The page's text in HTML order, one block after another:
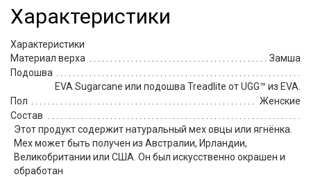
Характеристики
Характеристики
Материал верха
Замша
Подошва
EVA Sugarcane или подошва Treadlite от UGG™ из EVA.
Пол
Женские
Состав
Этот продукт содержит натуральный мех овцы или ягнёнка.
Мех может быть получен из Австралии, Ирландии,
Великобритании или США. Он был искусственно окрашен и
обработан